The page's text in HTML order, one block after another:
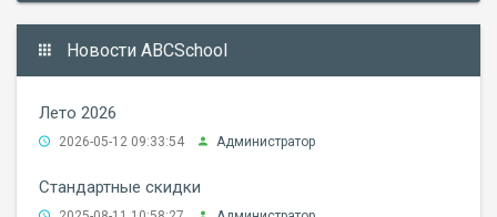
Новости ABCSchool
Лето 2026
2026-05-12 09:33:54 Администратор
Стандартные скидки